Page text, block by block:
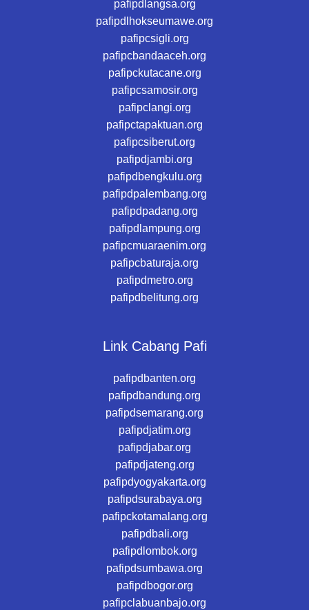
pafipdlangsa.org
pafipdlhokseumawe.org
pafipcsigli.org
pafipcbandaaceh.org
pafipckutacane.org
pafipcsamosir.org
pafipclangi.org
pafipctapaktuan.org
pafipcsiberut.org
pafipdjambi.org
pafipdbengkulu.org
pafipdpalembang.org
pafipdpadang.org
pafipdlampung.org
pafipcmuaraenim.org
pafipcbaturaja.org
pafipdmetro.org
pafipdbelitung.org
Link Cabang Pafi
pafipdbanten.org
pafipdbandung.org
pafipdsemarang.org
pafipdjatim.org
pafipdjabar.org
pafipdjateng.org
pafipdyogyakarta.org
pafipdsurabaya.org
pafipckotamalang.org
pafipdbali.org
pafipdlombok.org
pafipdsumbawa.org
pafipdbogor.org
pafipclabuanbajo.org